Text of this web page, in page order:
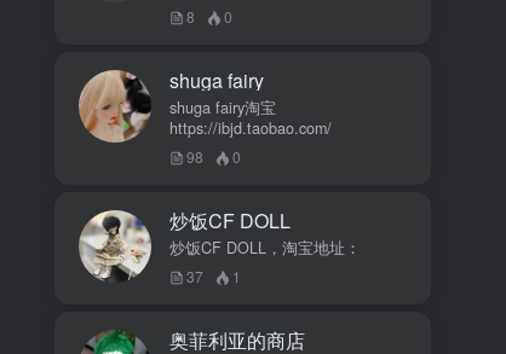
8 0
shuga fairy
shuga fairy淘宝
https://ibjd.taobao.com/
98 0
炒饭CF DOLL
炒饭CF DOLL，淘宝地址：
37 1
奥菲利亚的商店